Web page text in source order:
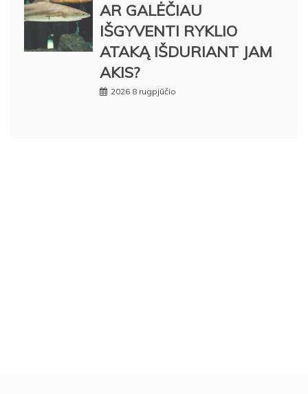
AR GALĖČIAU
IŠGYVENTI RYKLIO
ATAKĄ IŠDURIANT JAM
AKIS?
2026 8 rugpjūčio